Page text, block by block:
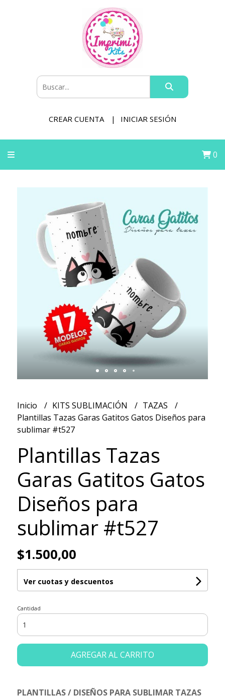
CREAR CUENTA INICIAR SESIÓN
0
Inicio KITS SUBLIMACIÓN
TAZAS
Plantillas Tazas Garas Gatitos Gatos Diseños para
sublimar #t527
Plantillas Tazas
Garas Gatitos Gatos
Diseños para
sublimar #t527
$1.500,00
Ver cuotas y descuentos
Cantidad
AGREGAR AL CARRITO
PLANTILLAS / DISEÑOS PARA SUBLIMAR TAZAS